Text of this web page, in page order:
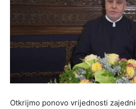
Otkrijmo ponovo vrijednosti